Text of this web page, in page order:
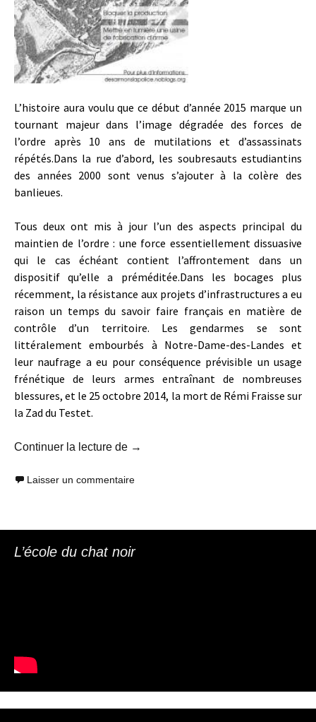
L’histoire aura voulu que ce début d’année 2015 marque un
tournant majeur dans l’image dégradée des forces de
l’ordre après 10 ans de mutilations et d’assassinats
répétés.Dans la rue d’abord, les soubresauts estudiantins
des années 2000 sont venus s’ajouter à la colère des
banlieues.
Tous deux ont mis à jour l’un des aspects principal du
maintien de l’ordre : une force essentiellement dissuasive
qui le cas échéant contient l’affrontement dans un
dispositif qu’elle a préméditée.Dans les bocages plus
récemment, la résistance aux projets d’infrastructures a eu
raison un temps du savoir faire français en matière de
contrôle d’un territoire. Les gendarmes se sont
littéralement embourbés à Notre-Dame-des-Landes et
leur naufrage a eu pour conséquence prévisible un usage
frénétique de leurs armes entraînant de nombreuses
blessures, et le 25 octobre 2014, la mort de Rémi Fraisse sur
la Zad du Testet.
Continuer la lecture de 23, 24 25 octobre 2015 : Week-end
→
Laisser un commentaire
L’école du chat noir